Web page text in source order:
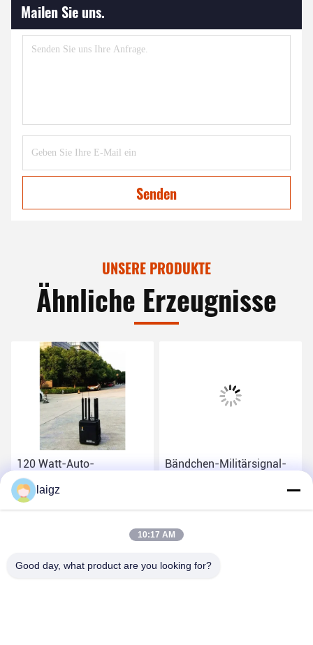
Mailen Sie uns.
Senden
UNSERE PRODUKTE
Ähnliche Erzeugnisse
120 Watt-Auto-
Fernsteuerungsstörsender,
Mobile-Störsender 100m
oberen Bereichs
Bändchen-Militärsignal-
MHZ-Radioapparat-
Signalen
laigz
10:17 AM
Good day, what product are you looking for?